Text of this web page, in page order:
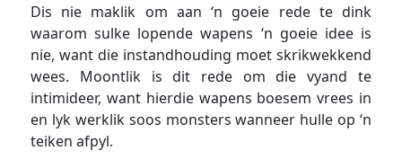
Dis nie maklik om aan ‘n goeie rede te dink
waarom sulke lopende wapens ‘n goeie idee is
nie, want die instandhouding moet skrikwekkend
wees. Moontlik is dit rede om die vyand te
intimideer, want hierdie wapens boesem vrees in
en lyk werklik soos monsters wanneer hulle op ‘n
teiken afpyl.